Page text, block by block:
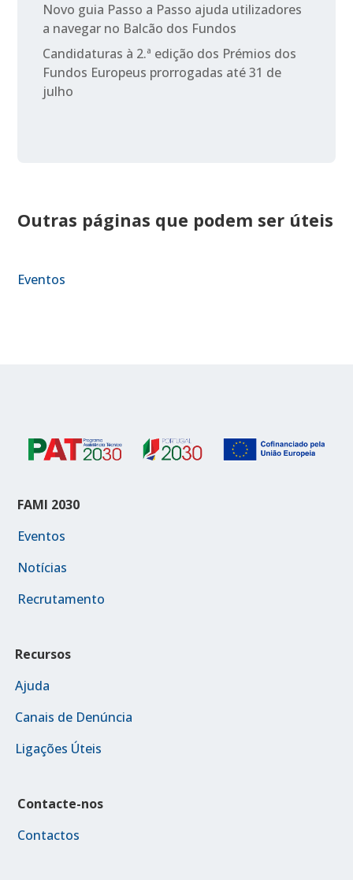
Novo guia Passo a Passo ajuda utilizadores
a navegar no Balcão dos Fundos
Candidaturas à 2.ª edição dos Prémios dos
Fundos Europeus prorrogadas até 31 de
julho
Outras páginas que podem ser úteis
Eventos
FAMI 2030
Eventos
Notícias
Recrutamento
Recursos
Ajuda
Canais de Denúncia
Ligações Úteis
Contacte-nos
Contactos